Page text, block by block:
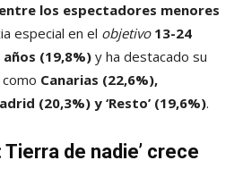
los espectadores menores
especial en el objetivo 13-24
(19,8%) y ha destacado su
Canarias (22,6%),
(20,3%) y ‘Resto’ (19,6%).
de nadie’ crece